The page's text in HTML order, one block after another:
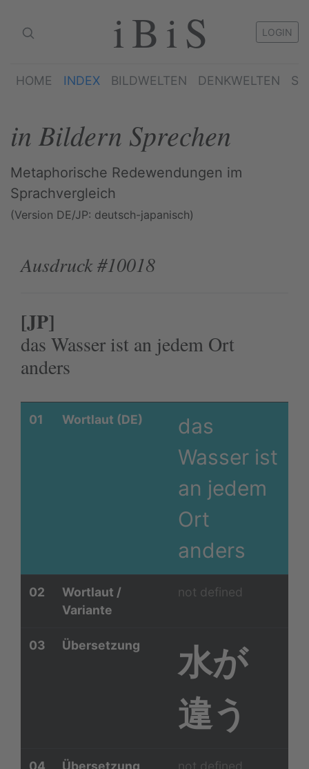
iBiS LOGIN
HOME INDEX BILDWELTEN DENKWELTEN
in Bildern Sprechen
Metaphorische Redewendungen im
Sprachvergleich
(Version DE/JP: deutsch-japanisch)
Ausdruck #10018
[JP]
das Wasser ist an jedem Ort
anders
01 Wortlaut (DE)
das
Wasser ist
an jedem
Ort
anders
02
Wortlaut /
Variante
not defined
03 Übersetzung
水が
違う
04
Übersetzung
not defined